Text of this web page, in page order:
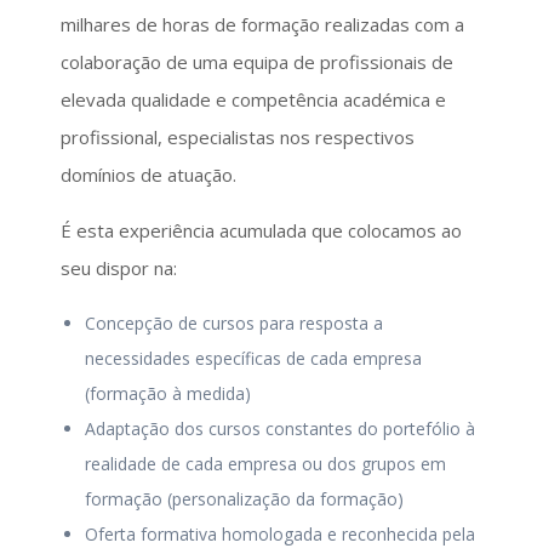
milhares de horas de formação realizadas com a
colaboração de uma equipa de profissionais de
elevada qualidade e competência académica e
profissional, especialistas nos respectivos
domínios de atuação.
É esta experiência acumulada que colocamos ao
seu dispor na:
Concepção de cursos para resposta a
necessidades específicas de cada empresa
(formação à medida)
Adaptação dos cursos constantes do portefólio à
realidade de cada empresa ou dos grupos em
formação (personalização da formação)
Oferta formativa homologada e reconhecida pela